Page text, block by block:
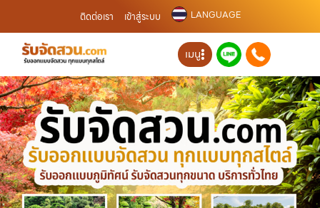
ติดต่อเรา เข้าสู่ระบบ LANGUAGE
เมนู